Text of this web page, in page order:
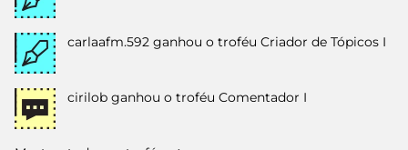
carlaafm.592 ganhou o troféu Criador de Tópicos I
cirilob ganhou o troféu Comentador I